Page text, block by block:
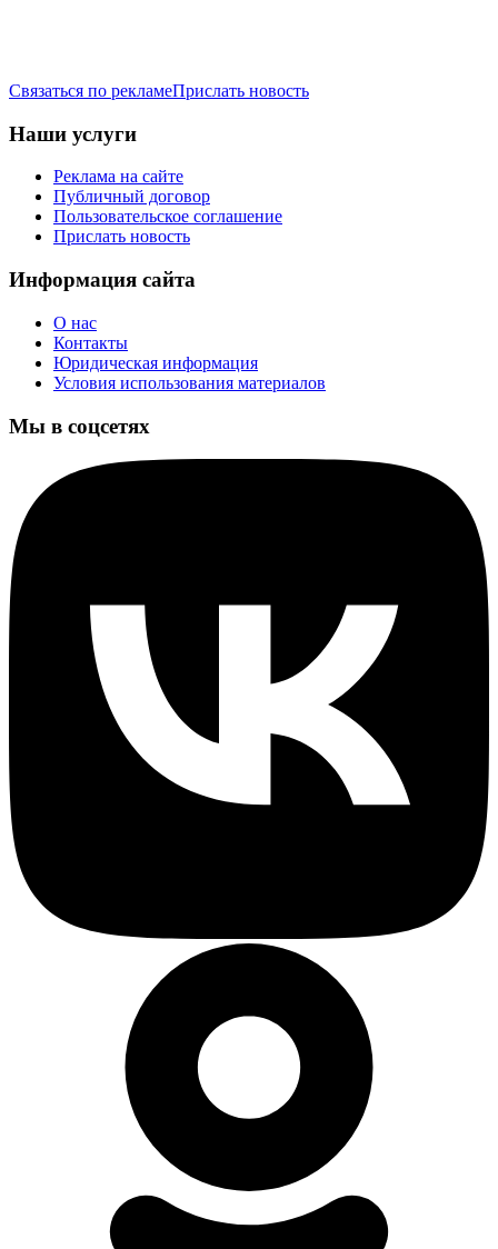
Связаться по рекламеПрислать новость
Наши услуги
Реклама на сайте
Публичный договор
Пользовательское соглашение
Прислать новость
Информация сайта
О нас
Контакты
Юридическая информация
Условия использования материалов
Мы в соцсетях